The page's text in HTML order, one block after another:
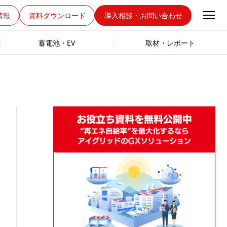
報 資料ダウンロード 導入相談・お問い合わせ
蓄電池・EV 取材・レポート